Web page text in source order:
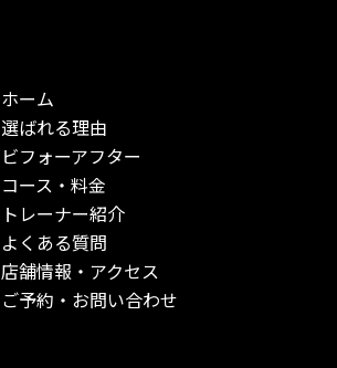
ホーム
選ばれる理由
ビフォーアフター
コース・料金
トレーナー紹介
よくある質問
店舗情報・アクセス
ご予約・お問い合わせ